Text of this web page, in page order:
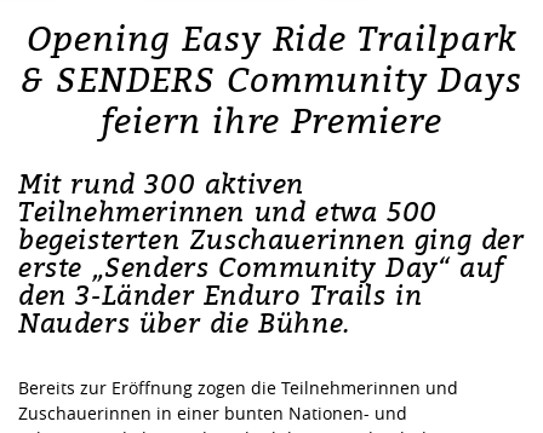
Opening Easy Ride Trailpark
& SENDERS Community Days
feiern ihre Premiere
Mit rund 300 aktiven
Teilnehmerinnen und etwa 500
begeisterten Zuschauerinnen ging der
erste „Senders Community Day“ auf
den 3‑Länder Enduro Trails in
Nauders über die Bühne.
Bereits zur Eröffnung zogen die Teilnehmerinnen und
Zuschauerinnen in einer bunten Nationen- und